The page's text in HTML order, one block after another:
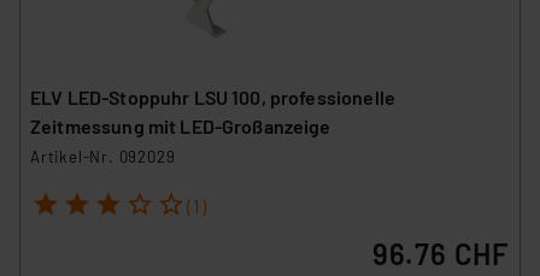
ELV LED‑Stoppuhr LSU 100, professionelle
Zeitmessung mit LED‑Großanzeige
Artikel-Nr. 092029
1 2 3 4 5 (1)
96.76 CHF